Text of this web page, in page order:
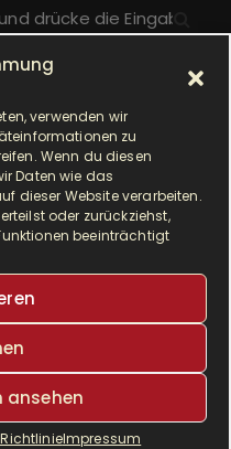
verwenden wir
zu
Wenn du diesen
Daten wie das
dieser Website verarbeiten.
oder zurückziehst,
beeinträchtigt
ansehen
Impressum
delikat